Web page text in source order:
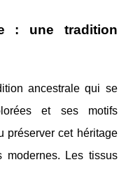
: une tradition
ancestrale qui se
et ses motifs
préserver cet héritage
modernes. Les tissus